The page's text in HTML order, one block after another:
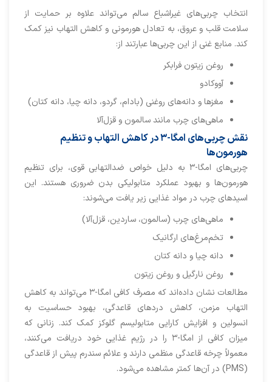
انتخاب چربی‌های غیراشباع سالم می‌تواند علاوه بر حمایت از
سلامت قلب و عروق، به تعادل هورمونی و کاهش التهاب نیز کمک
کند. منابع غنی از این چربی‌ها عبارتند از:
روغن زیتون فرابکر
آووکادو
مغزها و دانه‌های روغنی (بادام، گردو، دانه چیا، دانه کتان)
ماهی‌های چرب مانند سالمون و قزل‌آلا
نقش چربی‌های امگا-۳ در کاهش التهاب و تنظیم
هورمون‌ها
چربی‌های امگا-۳ به دلیل خواص ضدالتهابی قوی، برای تنظیم
هورمون‌ها و بهبود عملکرد متابولیکی بدن ضروری هستند. این
اسیدهای چرب در مواد غذایی زیر یافت می‌شوند:
ماهی‌های چرب (سالمون، ساردین، قزل‌آلا)
تخم‌مرغ‌های ارگانیک
دانه چیا و دانه کتان
روغن نارگیل و روغن زیتون
مطالعات نشان داده‌اند که مصرف کافی امگا-۳ می‌تواند به کاهش
التهاب مزمن، کاهش دردهای قاعدگی، بهبود حساسیت به
انسولین و افزایش کارایی متابولیسم گلوکز کمک کند. زنانی که
میزان کافی از امگا-۳ را در رژیم غذایی خود دریافت می‌کنند،
معمولاً چرخه قاعدگی منظمی دارند و علائم سندرم پیش از قاعدگی
(PMS) در آن‌ها کمتر مشاهده می‌شود.